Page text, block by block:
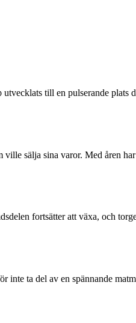
till en pulserande plats
sälja sina varor. Med åren
fortsätter att växa, och
ta del av en spännande